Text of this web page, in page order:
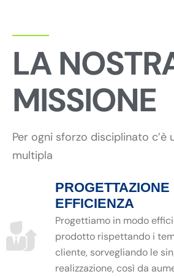
LA
MISSIONE
Per ogni sforzo disciplinato c’è
multipla
PROGETTAZIONE
EFFICIENZA
Progettiamo in modo
prodotto rispettando i
cliente, sorvegliando le
realizzazione, così da